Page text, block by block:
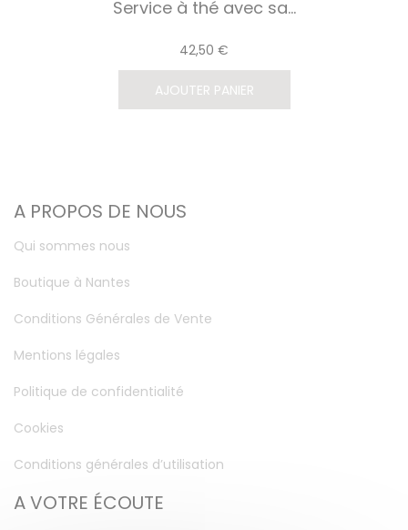
Service à thé avec sa...
42,50 €
AJOUTER PANIER
A PROPOS DE NOUS
Qui sommes nous
Boutique à Nantes
Conditions Générales de Vente
Mentions légales
Politique de confidentialité
Cookies
Conditions générales d’utilisation
A VOTRE ÉCOUTE